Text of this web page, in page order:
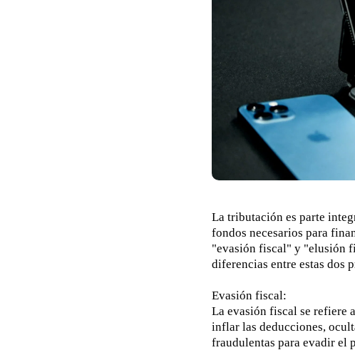
La tributación es parte
fondos necesarios para
"evasión fiscal" y "elusión
diferencias entre estas dos
Evasión fiscal:
La evasión fiscal se refiere
inflar las deducciones,
fraudulentas para evadir el